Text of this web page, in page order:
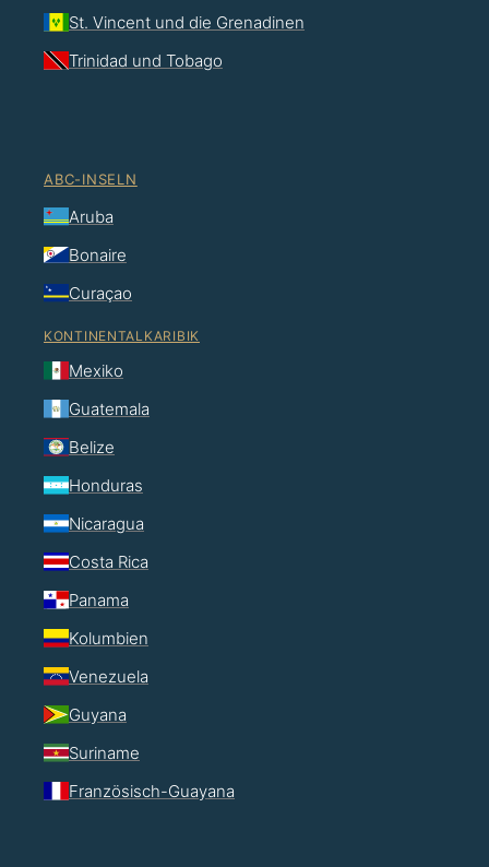
St. Vincent und die Grenadinen
Trinidad und Tobago
ABC-INSELN
Aruba
Bonaire
Curaçao
KONTINENTALKARIBIK
Mexiko
Guatemala
Belize
Honduras
Nicaragua
Costa Rica
Panama
Kolumbien
Venezuela
Guyana
Suriname
Französisch-Guayana